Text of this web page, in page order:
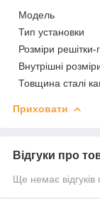
Модель
Тип установки
Розміри решітки-
Внутрішні
Товщина сталі
Приховати
Відгуки про
Ще немає